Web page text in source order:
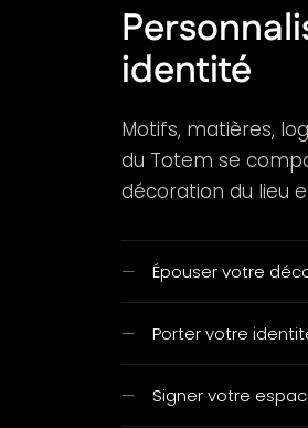
identité
Motifs, matières,
du Totem se
décoration du lieu
Épouser votre
Porter votre
Signer votre